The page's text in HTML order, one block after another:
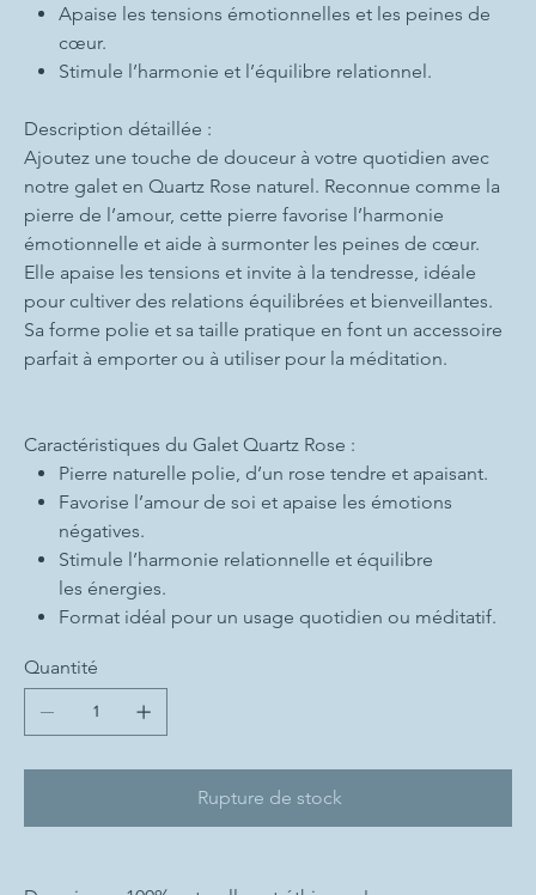
Apaise les tensions émotionnelles et les peines de
cœur.
Stimule l’harmonie et l’équilibre relationnel.
Description détaillée :
Ajoutez une touche de douceur à votre quotidien avec
notre galet en Quartz Rose naturel. Reconnue comme la
pierre de l’amour, cette pierre favorise l’harmonie
émotionnelle et aide à surmonter les peines de cœur.
Elle apaise les tensions et invite à la tendresse, idéale
pour cultiver des relations équilibrées et bienveillantes.
Sa forme polie et sa taille pratique en font un accessoire
parfait à emporter ou à utiliser pour la méditation.
Caractéristiques du Galet Quartz Rose :
Pierre naturelle polie, d’un rose tendre et apaisant.
Favorise l’amour de soi et apaise les émotions
négatives.
Stimule l’harmonie relationnelle et équilibre
les énergies.
Format idéal pour un usage quotidien ou méditatif.
Quantité
Rupture de stock